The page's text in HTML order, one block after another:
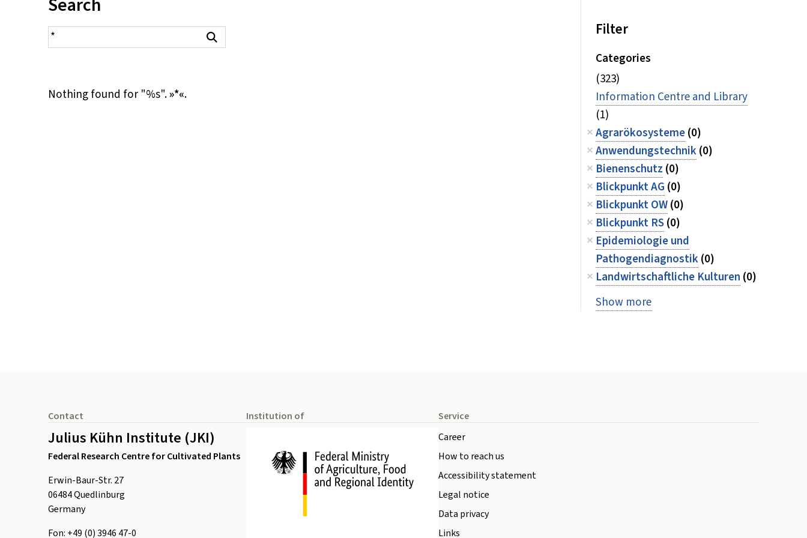
search result
Nothing found for "%s".»*«.
Filter
Categories
(323)
Information Centre and Library
(1)
Agrarökosysteme(0)
Anwendungstechnik(0)
Bienenschutz (0)
Blickpunkt AG (0)
Blickpunkt OW(0)
Blickpunkt RS(0)
Epidemiologie und
Pathogendiagnostik(0)
Landwirtschaftliche Kulturen (0)
Show more
Contact
Julius Kühn Institute (JKI)
Federal Research Centre for Cultivated Plants
Erwin-Baur-Str. 27
06484Quedlinburg
Germany
Fon: +49 (0) 3946 47-0
Institution of
Service
Career
How to reach us
Accessibility statement
Legal notice
Data privacy
Links